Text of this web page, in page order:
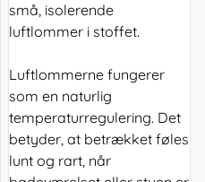
små, isolerende
luftlommer i stoffet.
Luftlommerne fungerer
som en naturlig
temperaturregulering. Det
betyder, at betrækket føles
lunt og rart, når